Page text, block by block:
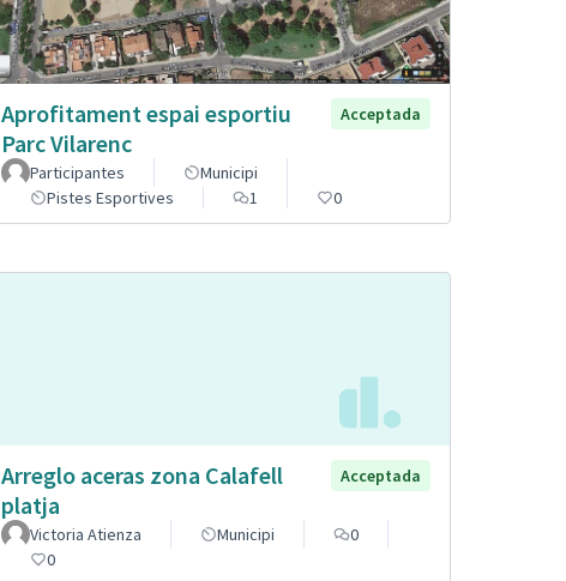
Aprofitament espai esportiu
Parc Vilarenc
Acceptada
Participantes
Municipi
Pistes Esportives
1 0
Arreglo aceras zona Calafell
platja
Acceptada
Victoria Atienza Municipi
0
0